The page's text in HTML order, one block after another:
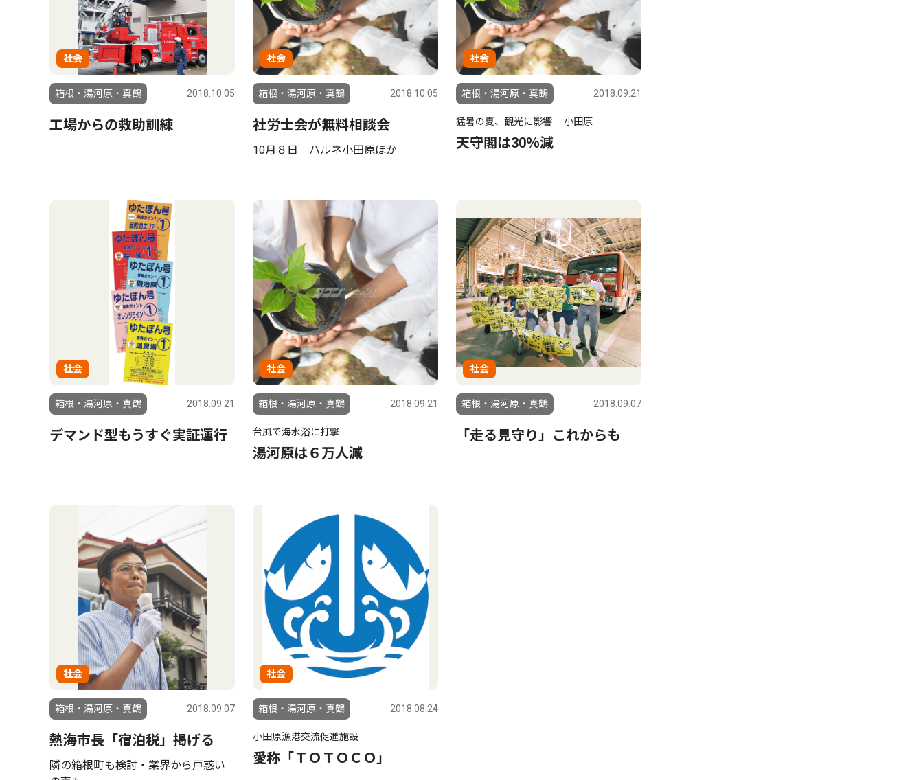
社会
箱根・湯河原・真鶴 2018.10.05
工場からの救助訓練
社会
箱根・湯河原・真鶴 2018.10.05
社労士会が無料相談会
10月８日 ハルネ小田原ほか
社会
箱根・湯河原・真鶴 2018.09.21
猛暑の夏、観光に影響 小田原
天守閣は30％減
社会
箱根・湯河原・真鶴 2018.09.21
デマンド型もうすぐ実証運行
社会
箱根・湯河原・真鶴 2018.09.21
台風で海水浴に打撃
湯河原は６万人減
社会
箱根・湯河原・真鶴 2018.09.07
「走る見守り」これからも
社会
箱根・湯河原・真鶴 2018.09.07
熱海市長「宿泊税」掲げる
隣の箱根町も検討・業界から戸惑い
社会
箱根・湯河原・真鶴 2018.08.24
小田原漁港交流促進施設
愛称「ＴＯＴＯＣＯ」